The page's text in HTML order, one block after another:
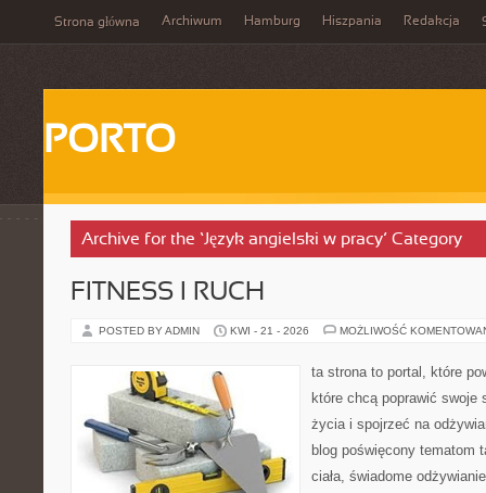
Strona główna Archiwum Hamburg Hiszpania Redakcja
PORTO
Archive for the ‘Język angielski w pracy’ Category
FITNESS I RUCH
POSTED BY ADMIN KWI - 21 - 2026 MOŻLIWOŚĆ
ta strona to portal, które
które chcą poprawić
życia i spojrzeć na
blog poświęcony tematom
ciała, świadome